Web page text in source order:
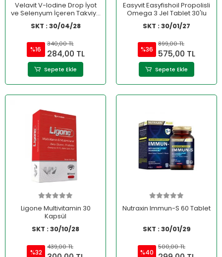
Velavit V-lodine Drop İyot
ve Selenyum İçeren Takviye
Edici Gıda 25 ml
SKT : 30/04/28
%16
340,00 TL
284,00 TL
Sepete Ekle
Easyvit Easyfishoil Propolisli
Omega 3 Jel Tablet 30'lu
SKT : 30/01/27
%36
899,00 TL
575,00 TL
Sepete Ekle
Ligone Multivitamin 30
Kapsül
SKT : 30/10/28
%32
439,00 TL
Nutraxin Immun-S 60 Tablet
SKT : 30/01/29
%40
500,00 TL